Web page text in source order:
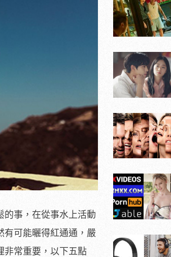
的事，在從事水上活動
有可能曬得紅通通，嚴
非常重要，以下五點